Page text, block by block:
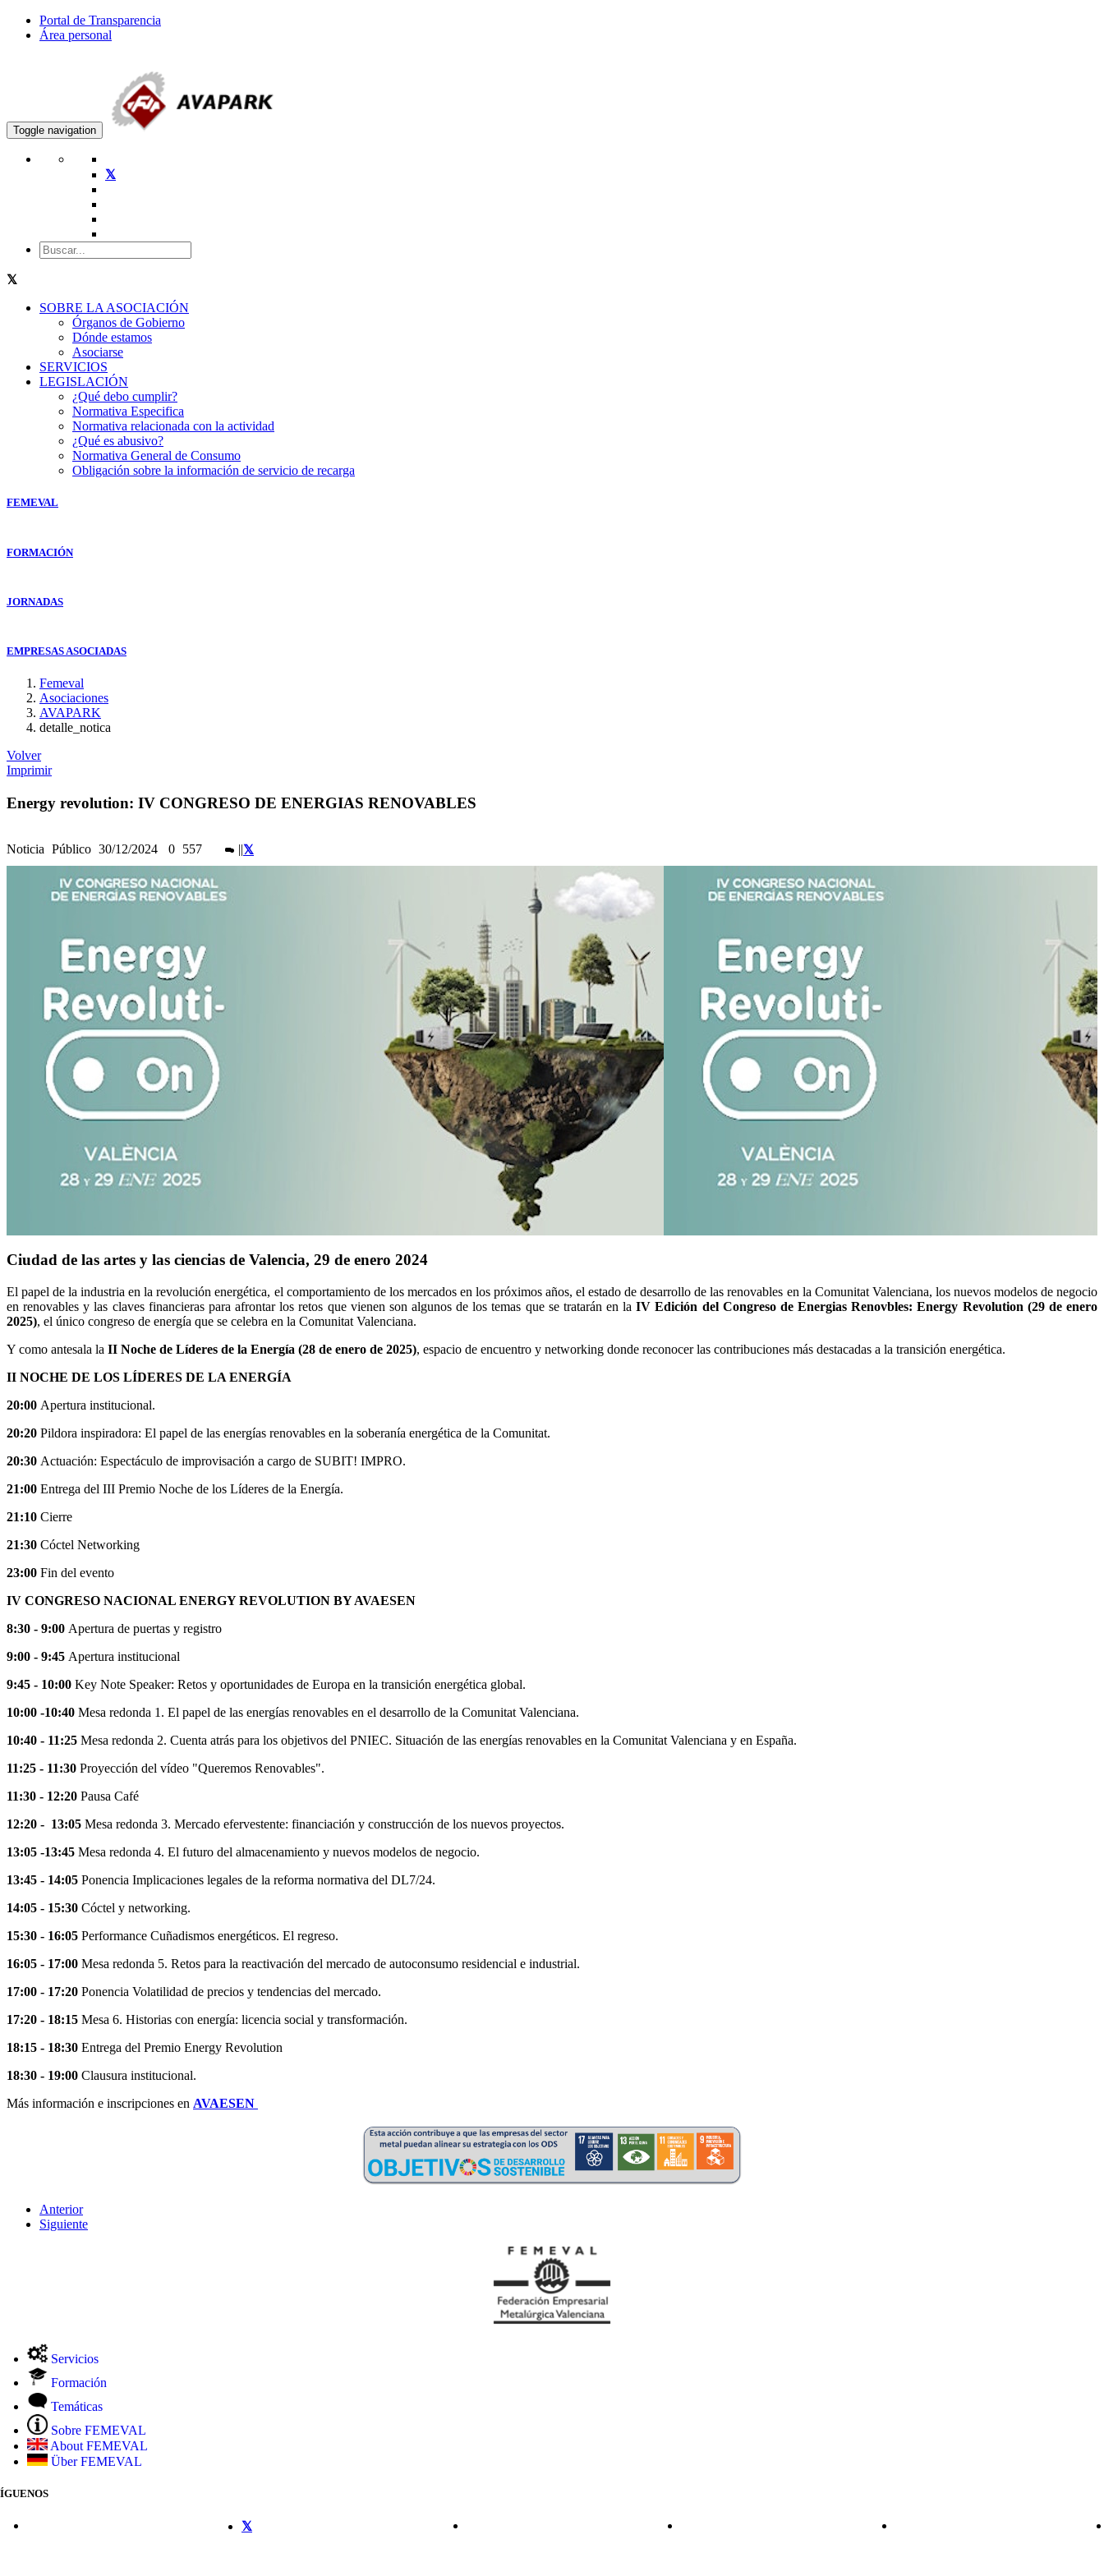
Portal de Transparencia
Área personal
Toggle navigation
SOBRE LA ASOCIACIÓN
Órganos de Gobierno
Dónde estamos
Asociarse
SERVICIOS
LEGISLACIÓN
¿Qué debo cumplir?
Normativa Especifica
Normativa relacionada con la actividad
¿Qué es abusivo?
Normativa General de Consumo
Obligación sobre la información de servicio de recarga
FEMEVAL
FORMACIÓN
JORNADAS
EMPRESAS ASOCIADAS
Femeval
Asociaciones
AVAPARK
detalle_notica
Volver
Imprimir
Energy revolution: IV CONGRESO DE ENERGIAS RENOVABLES
Noticia Público 30/12/2024 0 557
Ciudad de las artes y las ciencias de Valencia, 29 de enero 2024
El papel de la industria en la revolución energética, el comportamiento de los mercados en los próximos años, el estado de desarrollo de las renovables en la Comunitat Valenciana, los nuevos modelos de negocio
en renovables y las claves financieras para afrontar los retos que vienen son algunos de los temas que se tratarán en laIV Edición del Congreso de Energias Renovbles: Energy Revolution (29 de enero
2025), el único congreso de energía que se celebra en la Comunitat Valenciana.
Y como antesala la II Noche de Líderes de la Energía (28 de enero de 2025), espacio de encuentro y networking donde reconocer las contribuciones más destacadas a la transición energética.
II NOCHE DE LOS LÍDERES DE LA ENERGÍA
20:00 Apertura institucional.
20:20 Pildora inspiradora: El papel de las energías renovables en la soberanía energética de la Comunitat.
20:30 Actuación: Espectáculo de improvisación a cargo de SUBIT! IMPRO.
21:00 Entrega del III Premio Noche de los Líderes de la Energía.
21:10 Cierre
21:30 Cóctel Networking
23:00 Fin del evento
IV CONGRESO NACIONAL ENERGY REVOLUTION BY AVAESEN
8:30 - 9:00 Apertura de puertas y registro
9:00 - 9:45 Apertura institucional
9:45 - 10:00 Key Note Speaker: Retos y oportunidades de Europa en la transición energética global.
10:00 -10:40 Mesa redonda 1. El papel de las energías renovables en el desarrollo de la Comunitat Valenciana.
10:40 - 11:25 Mesa redonda 2. Cuenta atrás para los objetivos del PNIEC. Situación de las energías renovables en la Comunitat Valenciana y en España.
11:25 - 11:30 Proyección del vídeo "Queremos Renovables".
11:30 - 12:20 Pausa Café
12:20 - 13:05 Mesa redonda 3. Mercado efervestente: financiación y construcción de los nuevos proyectos.
13:05 -13:45 Mesa redonda 4. El futuro del almacenamiento y nuevos modelos de negocio.
13:45 - 14:05 Ponencia Implicaciones legales de la reforma normativa del DL7/24.
14:05 - 15:30 Cóctel y networking.
15:30 - 16:05 Performance Cuñadismos energéticos. El regreso.
16:05 - 17:00 Mesa redonda 5. Retos para la reactivación del mercado de autoconsumo residencial e industrial.
17:00 - 17:20 Ponencia Volatilidad de precios y tendencias del mercado.
17:20 - 18:15 Mesa 6. Historias con energía: licencia social y transformación.
18:15 - 18:30 Entrega del Premio Energy Revolution
18:30 - 19:00 Clausura institucional.
Más información e inscripciones en AVAESEN
Anterior
Siguiente
Servicios
Formación
Temáticas
Sobre FEMEVAL
About FEMEVAL
Über FEMEVAL